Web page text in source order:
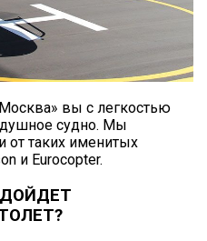
вы с легкостью
судно. Мы
от таких именитых
и Eurocopter.